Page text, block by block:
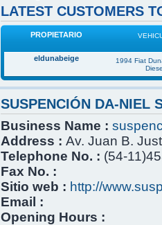
LATEST CUSTOMERS
PROPIETARIO
eldunabeige
1994 Fiat
SUSPENCIÓN DA-NIEL
Business Name :
Address : Av. Juan B.
Telephone No. : (54-
Fax No. :
Sitio web : http://
Email :
Opening Hours :